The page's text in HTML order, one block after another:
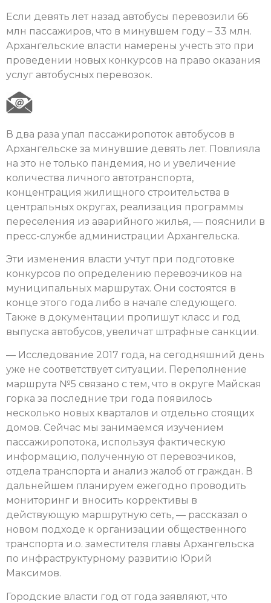
Если девять лет назад автобусы перевозили 66
млн пассажиров, что в минувшем году – 33 млн.
Архангельские власти намерены учесть это при
проведении новых конкурсов на право оказания
услуг автобусных перевозок.
В два раза упал пассажиропоток автобусов в
Архангельске за минувшие девять лет. Повлияла
на это не только пандемия, но и увеличение
количества личного автотранспорта,
концентрация жилищного строительства в
центральных округах, реализация программы
переселения из аварийного жилья, — пояснили в
пресс-службе администрации Архангельска.
Эти изменения власти учтут при подготовке
конкурсов по определению перевозчиков на
муниципальных маршрутах. Они состоятся в
конце этого года либо в начале следующего.
Также в документации пропишут класс и год
выпуска автобусов, увеличат штрафные санкции.
— Исследование 2017 года, на сегодняшний день
уже не соответствует ситуации. Переполнение
маршрута №5 связано с тем, что в округе Майская
горка за последние три года появилось
несколько новых кварталов и отдельно стоящих
домов. Сейчас мы занимаемся изучением
пассажиропотока, используя фактическую
информацию, полученную от перевозчиков,
отдела транспорта и анализ жалоб от граждан. В
дальнейшем планируем ежегодно проводить
мониторинг и вносить коррективы в
действующую маршрутную сеть, — рассказал о
новом подходе к организации общественного
транспорта и.о. заместителя главы Архангельска
по инфраструктурному развитию Юрий
Максимов.
Городские власти год от года заявляют, что